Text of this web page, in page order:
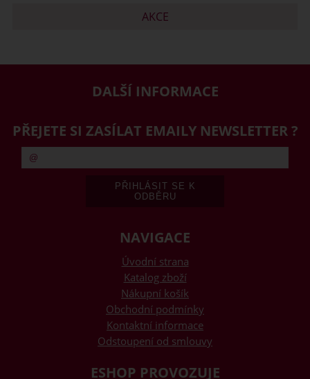
AKCE
DALŠÍ INFORMACE
PŘEJETE SI ZASÍLAT EMAILY NEWSLETTER ?
NAVIGACE
Úvodní strana
Katalog zboží
Nákupní košík
Obchodní podmínky
Kontaktní informace
Odstoupení od smlouvy
ESHOP PROVOZUJE